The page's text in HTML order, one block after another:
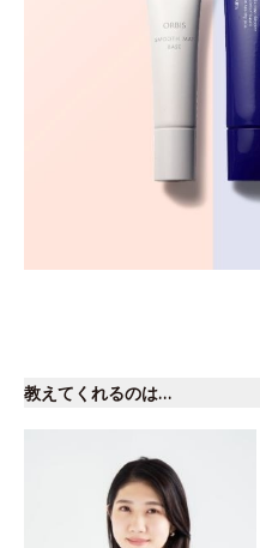
教えてくれるのは…